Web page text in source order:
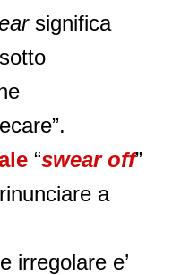
significa
“swear off”
a
irregolare e’